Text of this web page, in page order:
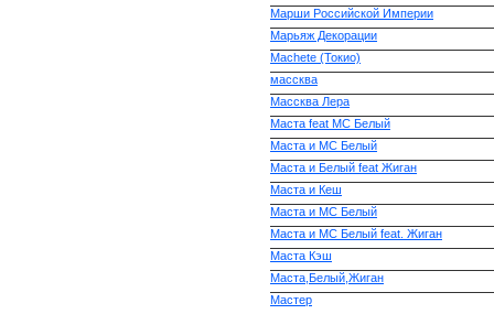
Марши Российской Империи
Марьяж Декорации
Масhete (Токио)
массква
Массква Лера
Маста feat МС Белый
Маста и MC Белый
Маста и Белый feat Жиган
Маста и Кеш
Маста и МС Белый
Маста и МС Белый feat. Жиган
Маста Кэш
Маста,Белый,Жиган
Мастер